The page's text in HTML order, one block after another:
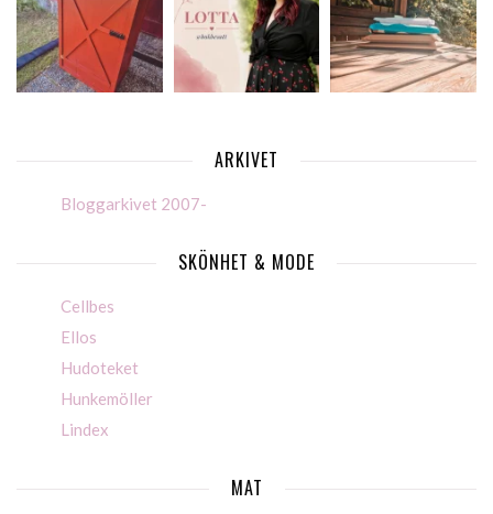
ARKIVET
Bloggarkivet 2007-
SKÖNHET & MODE
Cellbes
Ellos
Hudoteket
Hunkemöller
Lindex
MAT